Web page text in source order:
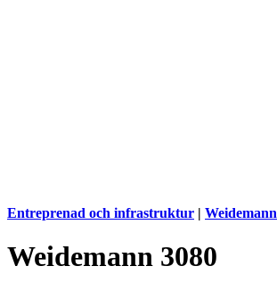
Entreprenad och infrastruktur | Weidemann
Weidemann 3080